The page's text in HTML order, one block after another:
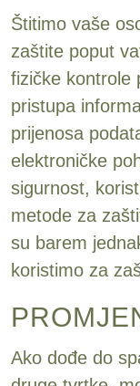
Štitimo vaše
zaštite poput
fizičke kontrole
pristupa
prijenosa
elektroničke
sigurnost,
metode za
su barem
koristimo za
Ako dođe do